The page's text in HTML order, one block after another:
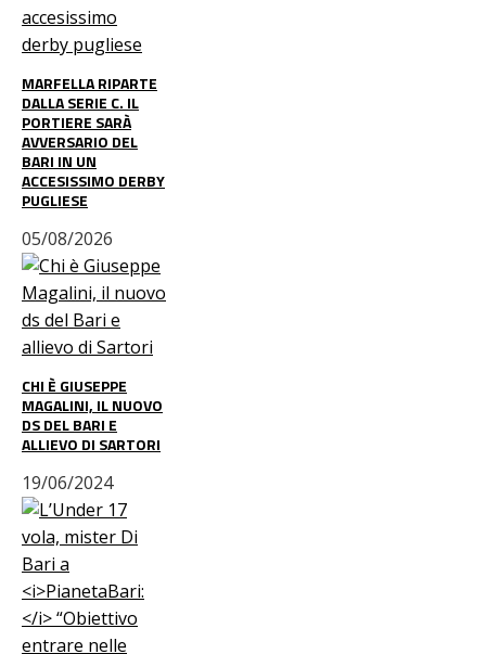
MARFELLA RIPARTE
DALLA SERIE C. IL
PORTIERE SARÀ
AVVERSARIO DEL
BARI IN UN
ACCESISSIMO DERBY
PUGLIESE
05/08/2026
CHI È GIUSEPPE
MAGALINI, IL NUOVO
DS DEL BARI E
ALLIEVO DI SARTORI
19/06/2024